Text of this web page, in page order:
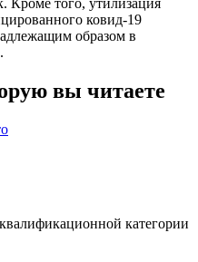
Кроме того, утилизация
ковид-19
образом в
вы читаете
категории